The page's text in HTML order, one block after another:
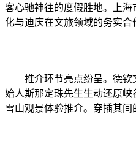
客心驰神往的度假胜地。上
化与迪庆在文旅领域的务实合
推介环节亮点纷呈。德钦文
始人斯那定珠先生生动还原峡
雪山观景体验推介。穿插其